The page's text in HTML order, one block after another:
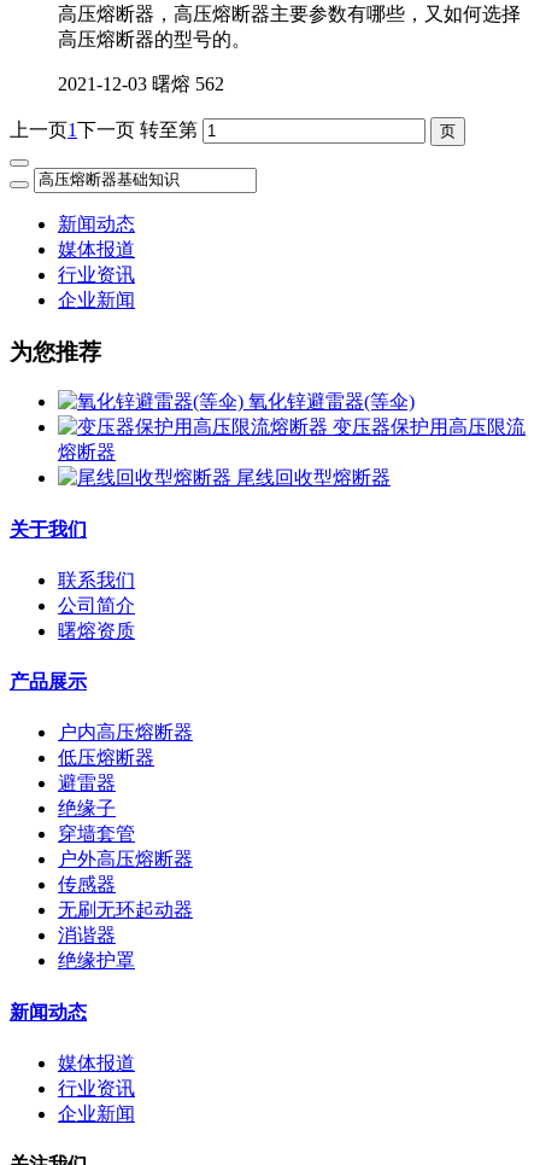
高压熔断器，高压熔断器主要参数有哪些，又如何选择
高压熔断器的型号的。
2021-12-03 曙熔 562
上一页1下一页 转至第
新闻动态
媒体报道
行业资讯
企业新闻
为您推荐
氧化锌避雷器(等伞)
变压器保护用高压限流
熔断器
尾线回收型熔断器
关于我们
联系我们
公司简介
曙熔资质
产品展示
户内高压熔断器
低压熔断器
避雷器
绝缘子
穿墙套管
户外高压熔断器
传感器
无刷无环起动器
消谐器
绝缘护罩
新闻动态
媒体报道
行业资讯
企业新闻